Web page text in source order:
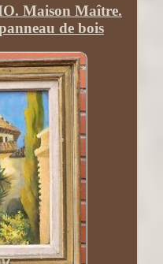
Maison Maître.
de bois